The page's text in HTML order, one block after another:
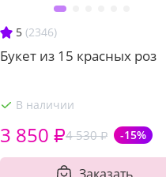
5 (2346)
Букет из 15 красных роз
В наличии
4 530 ₽ -15%
3 850 ₽